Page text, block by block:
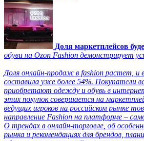
Доля маркетплейсов
обуви на Ozon Fashion демонстрирует
Доля онлайн-продаж в fashion растет, и
составила уже более 54%. Покупатели
приобретают одежду и обувь в
этих покупок совершается на
ведущих игроков на российском рынке
направление Fashion на платформе –
О трендах в онлайн-торговле, об
рынка и рекомендациях для брендов,